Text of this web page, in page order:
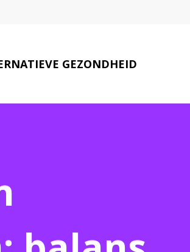
GEZONDHEID